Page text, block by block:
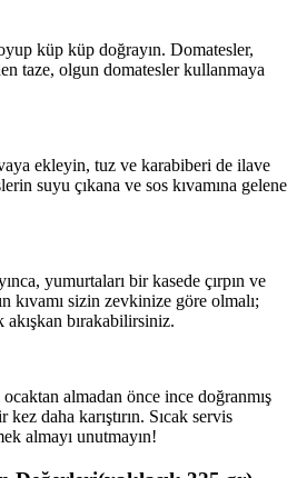
küp küp doğrayın. Domatesler,
taze, olgun domatesler kullanmaya
ekleyin, tuz ve karabiberi de ilave
suyu çıkana ve sos kıvamına gelene
yumurtaları bir kasede çırpın ve
kıvamı sizin zevkinize göre olmalı;
akışkan bırakabilirsiniz.
almadan önce ince doğranmış
daha karıştırın. Sıcak servis
almayı unutmayın!